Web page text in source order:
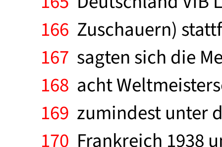
166 Zuschauern)
167 sagten sich die
168 acht
169 zumindest unter
170 Frankreich 1938